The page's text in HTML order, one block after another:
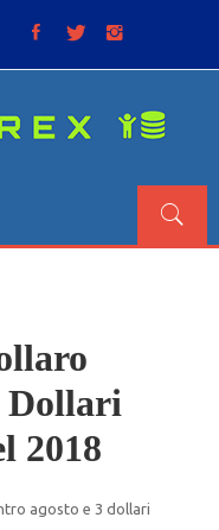
Dollari
2018
agosto e 3 dollari